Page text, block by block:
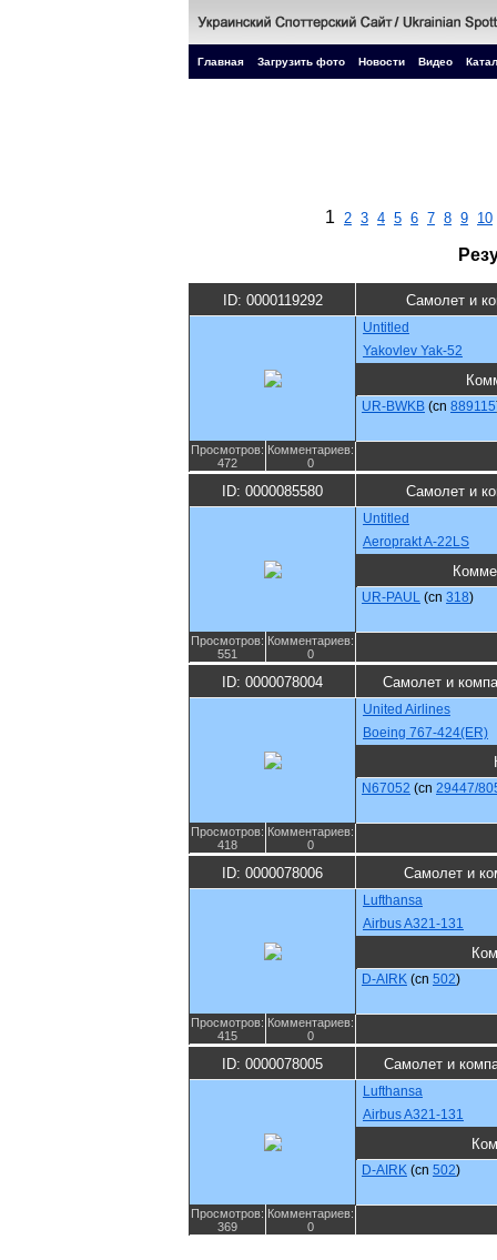
Главная Загрузить фото Новости Видео
1 2 3 4 5 6 7 8 9 10
ID: 0000119292 Самолет и
Untitled
Yakovlev Yak-52
UR-BWKB (cn 889115
Просмотров:
472
Комментариев:
0
ID: 0000085580 Самолет и
Untitled
Aeroprakt A-22LS
UR-PAUL (cn 318)
Просмотров:
551
Комментариев:
0
ID: 0000078004 Самолет и
United Airlines
Boeing 767-424(ER)
N67052 (cn 29447/
Просмотров:
418
Комментариев:
0
ID: 0000078006 Самолет и
Lufthansa
Airbus A321-131
D-AIRK (cn 502)
Просмотров:
415
Комментариев:
0
ID: 0000078005 Самолет и
Lufthansa
Airbus A321-131
D-AIRK (cn 502)
Просмотров:
369
Комментариев:
0